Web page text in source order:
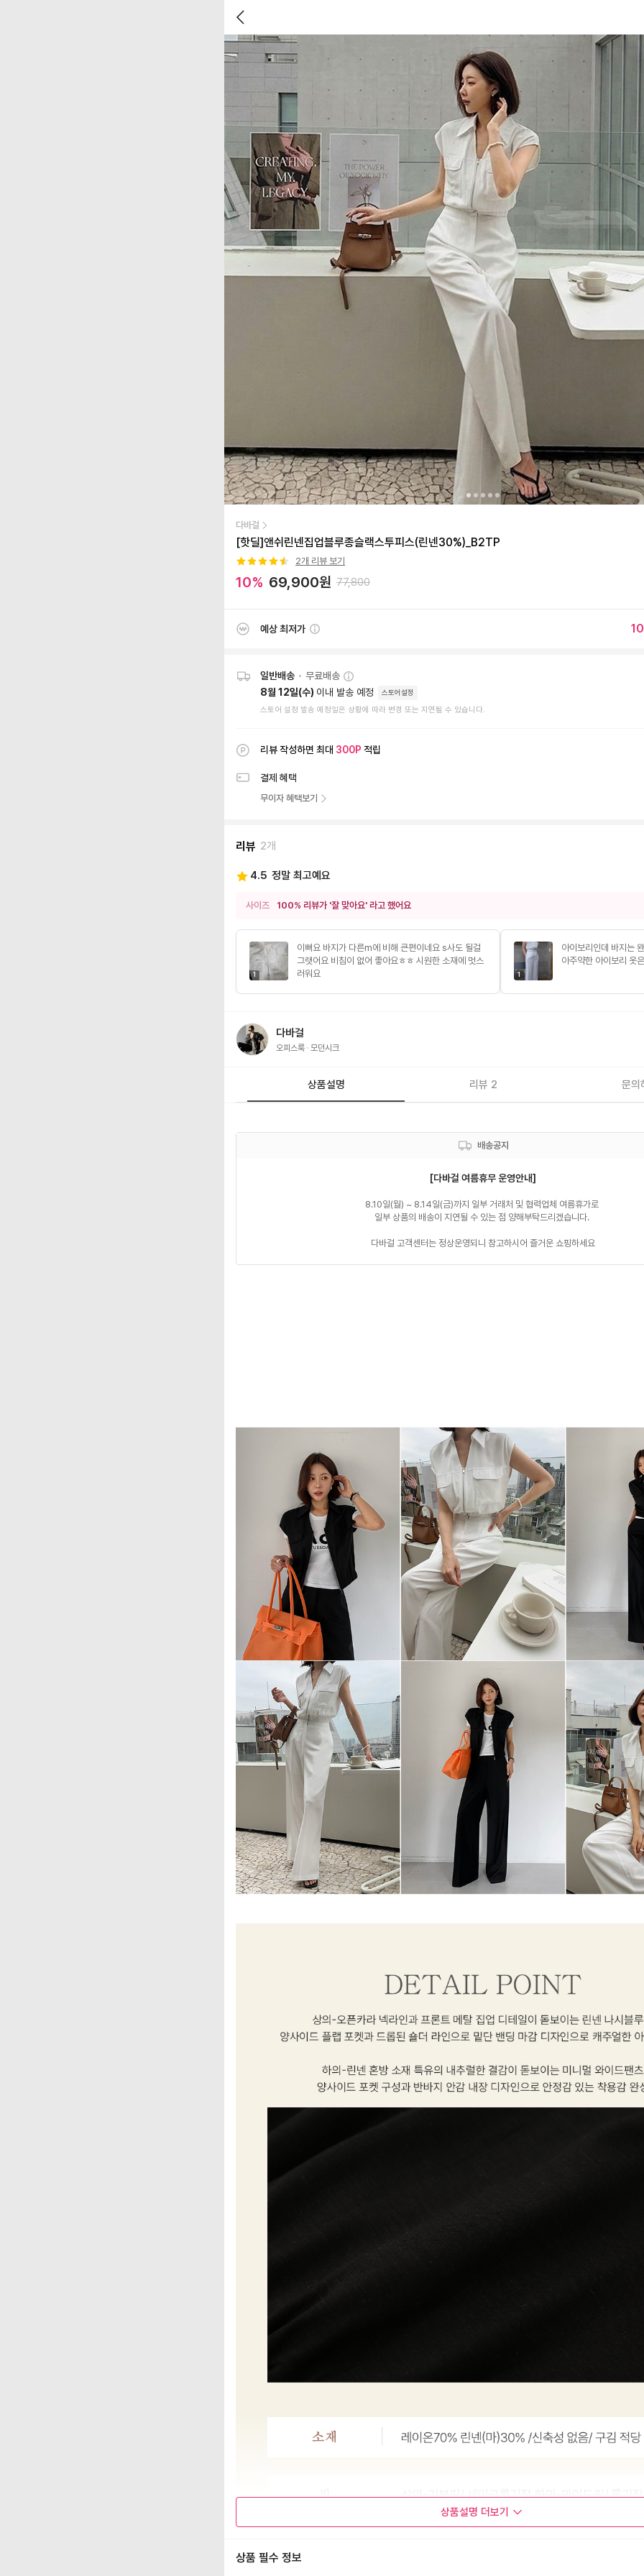
다바걸
[핫딜]앤쉬린넨집업블루종슬랙스투피스(린넨30%)_B2TP
2개 리뷰 보기
10% 69,900원 77,800
예상 최저가 10
일반배송 • 무료배송
8월 12일(수) 이내 발송 예정 스토어설정
스토어 설정 발송 예정일은 상황에 따라 변경 또는 지연될 수 있습니다.
리뷰 작성하면 최대 300P 적립
결제 혜택
무이자 혜택보기
리뷰 2개
4.5 정말 최고예요
사이즈 100% 리뷰가 '잘 맞아요' 라고 했어요
1
이뻐요 바지가 다른m에 비해 큰편이네요 s사도 될걸
그랫어요 비침이 없어 좋아요ㅎㅎ 시원한 소재에 멋스
러워요
1
아이보리인데 바지는
아주약한 아이보리 옷
다바걸
오피스룩 모던시크
상품설명 리뷰 2 문의
배송공지
[다바걸 여름휴무 운영안내]
8.10일(월) ~ 8.14일(금)까지 일부 거래처 및 협력업체 여름휴가로
일부 상품의 배송이 지연될 수 있는 점 양해부탁드리겠습니다.
다바걸 고객센터는 정상운영되니 참고하시어 즐거운 쇼핑하세요
상품설명 더보기
상품 필수 정보